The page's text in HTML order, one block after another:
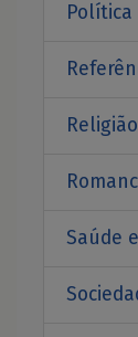
Política
Saúde